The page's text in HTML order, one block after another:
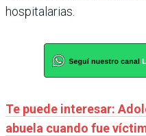
hospitalarias.
Te puede interesar:
abuela cuando fue